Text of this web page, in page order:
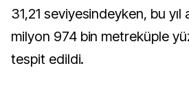
31,21 seviyesindeyken, bu yıl
milyon 974 bin metreküple
tespit edildi.